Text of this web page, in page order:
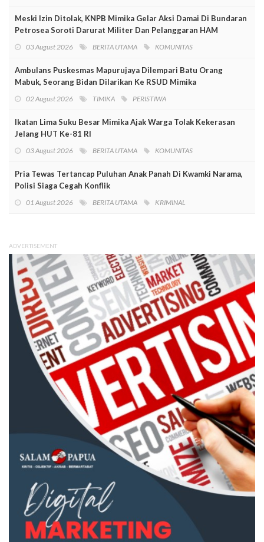
Meski Izin Ditolak, KNPB Mimika Gelar Aksi Damai Di Bundaran
Petrosea Soroti Darurat Militer Dan Pelanggaran HAM
03 August 2026 BERITA UTAMA KOMUNITAS
Ambulans Puskesmas Mapurujaya Dilempari Batu Orang
Mabuk, Seorang Bidan Dilarikan Ke RSUD Mimika
02 August 2026 TIMIKA PERISTIWA
Ikatan Lima Suku Besar Mimika Ajak Warga Tolak Kekerasan
Jelang HUT Ke-81 RI
03 August 2026 BERITA UTAMA KOMUNITAS
Pria Tewas Tertancap Puluhan Anak Panah Di Kwamki Narama,
Polisi Siaga Cegah Konflik
01 August 2026 BERITA UTAMA KRIMINAL
ADVERTISEMENT